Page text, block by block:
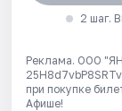
2 шаг.
Реклама. ООО
при покупке
Афише!